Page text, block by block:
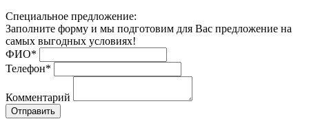
Специальное предложение:
Заполните форму и мы подготовим для Вас предложение на
самых выгодных условиях!
ФИО*
Телефон*
Комментарий
Отправить